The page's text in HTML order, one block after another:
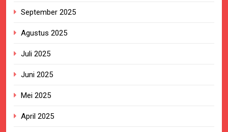
September 2025
Agustus 2025
Juli 2025
Juni 2025
Mei 2025
April 2025